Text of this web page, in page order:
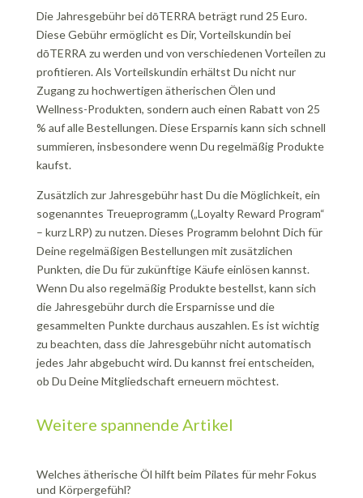
Die Jahresgebühr bei dōTERRA beträgt rund 25 Euro.
Diese Gebühr ermöglicht es Dir, Vorteilskundin bei
dōTERRA zu werden und von verschiedenen Vorteilen zu
profitieren. Als Vorteilskundin erhältst Du nicht nur
Zugang zu hochwertigen ätherischen Ölen und
Wellness-Produkten, sondern auch einen Rabatt von 25
% auf alle Bestellungen. Diese Ersparnis kann sich schnell
summieren, insbesondere wenn Du regelmäßig Produkte
kaufst.
Zusätzlich zur Jahresgebühr hast Du die Möglichkeit, ein
sogenanntes Treueprogramm („Loyalty Reward Program“
– kurz LRP) zu nutzen. Dieses Programm belohnt Dich für
Deine regelmäßigen Bestellungen mit zusätzlichen
Punkten, die Du für zukünftige Käufe einlösen kannst.
Wenn Du also regelmäßig Produkte bestellst, kann sich
die Jahresgebühr durch die Ersparnisse und die
gesammelten Punkte durchaus auszahlen. Es ist wichtig
zu beachten, dass die Jahresgebühr nicht automatisch
jedes Jahr abgebucht wird. Du kannst frei entscheiden,
ob Du Deine Mitgliedschaft erneuern möchtest.
Weitere spannende Artikel
Welches ätherische Öl hilft beim Pilates für mehr Fokus
und Körpergefühl?